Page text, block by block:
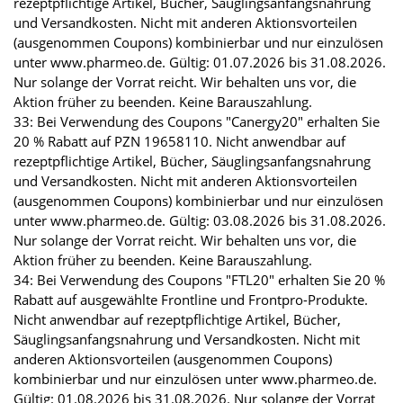
und Versandkosten. Nicht mit anderen Aktionsvorteilen
(ausgenommen Coupons) kombinierbar und nur einzulösen
unter www.pharmeo.de. Gültig: 01.07.2026 bis 31.08.2026.
Nur solange der Vorrat reicht. Wir behalten uns vor, die
Aktion früher zu beenden. Keine Barauszahlung.
33: Bei Verwendung des Coupons "Canergy20" erhalten Sie
20 % Rabatt auf PZN 19658110. Nicht anwendbar auf
rezeptpflichtige Artikel, Bücher, Säuglingsanfangsnahrung
und Versandkosten. Nicht mit anderen Aktionsvorteilen
(ausgenommen Coupons) kombinierbar und nur einzulösen
unter www.pharmeo.de. Gültig: 03.08.2026 bis 31.08.2026.
Nur solange der Vorrat reicht. Wir behalten uns vor, die
Aktion früher zu beenden. Keine Barauszahlung.
34: Bei Verwendung des Coupons "FTL20" erhalten Sie 20 %
Rabatt auf ausgewählte Frontline und Frontpro-Produkte.
Nicht anwendbar auf rezeptpflichtige Artikel, Bücher,
Säuglingsanfangsnahrung und Versandkosten. Nicht mit
anderen Aktionsvorteilen (ausgenommen Coupons)
kombinierbar und nur einzulösen unter www.pharmeo.de.
Gültig: 01.08.2026 bis 31.08.2026. Nur solange der Vorrat